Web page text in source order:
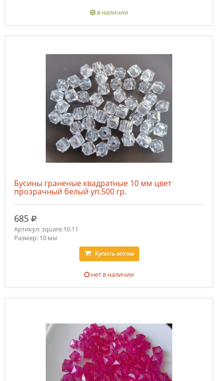
в наличии
Бусины граненые квадратные 10 мм цвет
прозрачный белый уп.500 гр.
685 руб.
Артикул: square.10.11
Размер: 10 мм
Купитьоптом
нет в наличии